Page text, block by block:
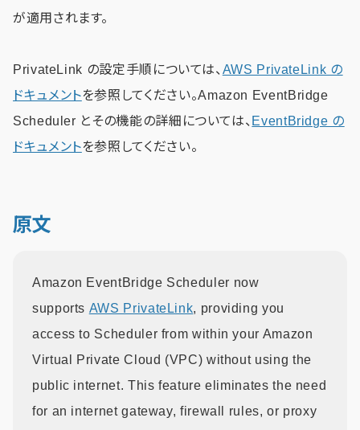
が適用されます。
PrivateLink の設定手順については、 AWS PrivateLink の
ドキュメントを参照してください。Amazon EventBridge
Scheduler とその機能の詳細については、 EventBridge の
ドキュメントを参照してください。
原文
Amazon EventBridge Scheduler now
supports AWS PrivateLink, providing you
access to Scheduler from within your Amazon
Virtual Private Cloud (VPC) without using the
public internet. This feature eliminates the need
for an internet gateway, firewall rules, or proxy